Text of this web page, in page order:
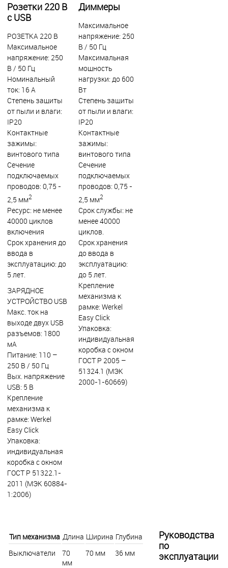
Розетки 220 В
с USB
РОЗЕТКА 220 В
Максимальное
напряжение: 250
В / 50 Гц
Номинальный
ток: 16 А
Степень защиты
от пыли и влаги:
IР20
Контактные
зажимы:
винтового типа
Сечение
подключаемых
проводов: 0,75 -
2,5 мм2
Ресурс: не менее
40000 циклов
включения
Срок хранения до
ввода в
эксплуатацию: до
5 лет.
ЗАРЯДНОЕ
УСТРОЙСТВО USB
Макс. ток на
выходе двух USB
разъемов: 1800
мА
Питание: 110 –
250 В / 50 Гц
Вых. напряжение
USB: 5 В
Крепление
механизма к
рамке: Werkel
Easy Click
Упаковка:
индивидуальная
коробка с окном
ГОСТ Р 51322.1-
2011 (МЭК 60884-
1:2006)
Диммеры
Максимальное
напряжение: 250
В / 50 Гц
Максимальная
мощность
нагрузки: до 600
Вт
Степень защиты
от пыли и влаги:
IР20
Контактные
зажимы:
винтового типа
Сечение
подключаемых
проводов: 0,75 -
2,5 мм2
Срок службы: не
менее 40000
циклов.
Срок хранения
до ввода в
эксплуатацию:
до 5 лет.
Крепление
механизма к
рамке: Werkel
Easy Click
Упаковка:
индивидуальная
коробка с окном
ГОСТ Р 2005 –
51324.1 (МЭК
2000-1-60669)
Тип механизма Длина Ширина Глубина
Выключатели
70
мм
70 мм 36 мм
Руководства
по
эксплуатации